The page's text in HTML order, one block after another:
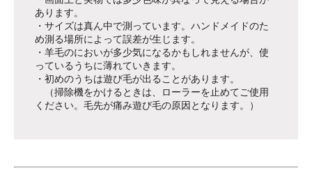
あります。
・サイズは真ん中で測っています。ハンドメイドのた
め測る場所によって誤差が生じます。
・羊毛のにおいが多少気になるかもしれませんが、使
っているうちに薄れていきます。
・初めのうちは遊び毛が出ることがあります。
（掃除機をかけるときは、ローラーを止めてご使用
ください。毛先が痛み遊び毛の原因となります。）